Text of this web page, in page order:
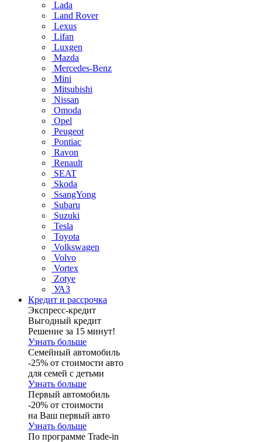
Lada
Land Rover
Lexus
Lifan
Luxgen
Mazda
Mercedes-Benz
Mini
Mitsubishi
Nissan
Omoda
Opel
Peugeot
Pontiac
Ravon
Renault
SEAT
Skoda
SsangYong
Subaru
Suzuki
Tesla
Toyota
Volkswagen
Volvo
Vortex
Zotye
УАЗ
Кредит и рассрочка
Экспресс-кредит
Выгодный кредит
Решение за 15 минут!
Узнать больше
Семейный автомобиль
-25% от стоимости авто
для семей с детьми
Узнать больше
Первый автомобиль
-20% от стоимости
на Ваш первый авто
Узнать больше
По программе Trade-in